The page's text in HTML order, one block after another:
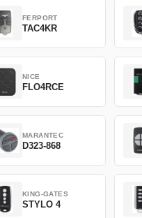
FERPORT
TAC4KR
NICE
FLO4RCE
MARANTEC
D323-868
KING-GATES
STYLO 4